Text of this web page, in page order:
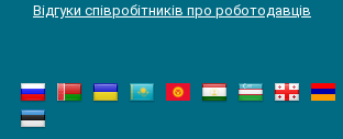
Відгуки співробітників про роботодавців